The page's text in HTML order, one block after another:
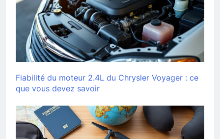
Fiabilité du moteur 2.4L du Chrysler Voyager : ce
que vous devez savoir